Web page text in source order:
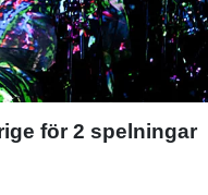
för 2 spelningar